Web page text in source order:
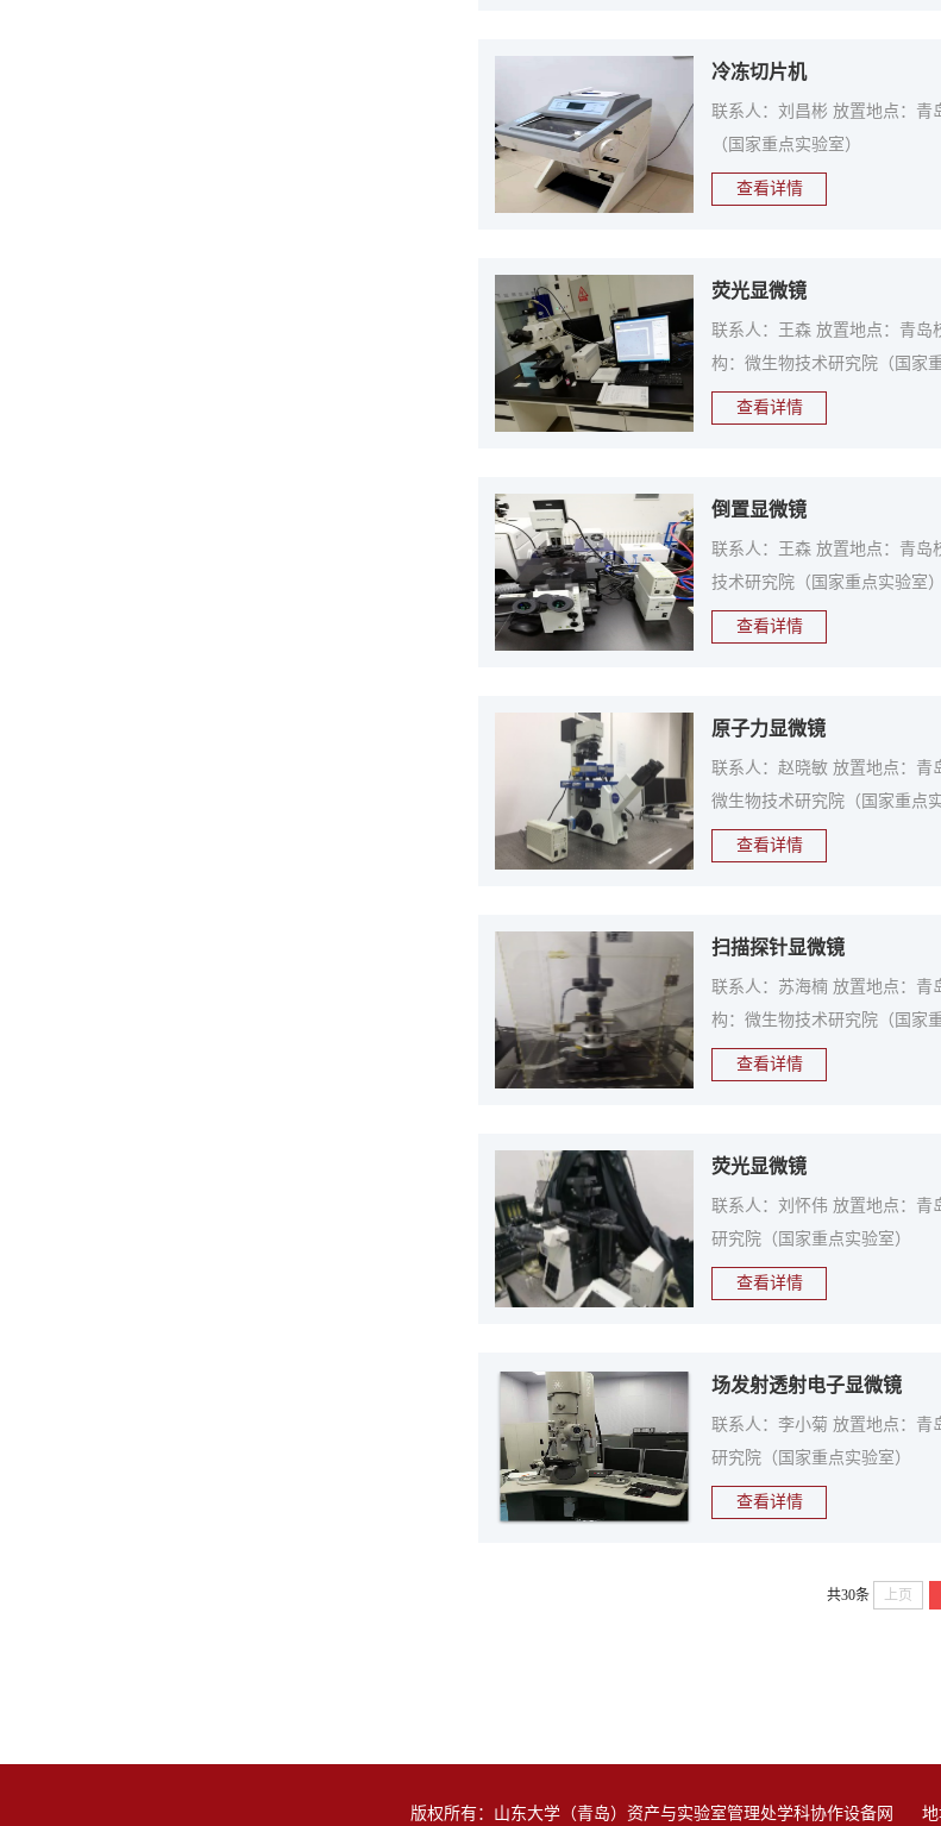
冷冻切片机
联系人：刘昌彬 放置地点：青
（国家重点实验室）
查看详情
荧光显微镜
联系人：王森 放置地点：青岛
构：微生物技术研究院（国家
查看详情
倒置显微镜
联系人：王森 放置地点：青岛
技术研究院（国家重点实验室）
查看详情
原子力显微镜
联系人：赵晓敏 放置地点：青
微生物技术研究院（国家重点实
查看详情
扫描探针显微镜
联系人：苏海楠 放置地点：青
构：微生物技术研究院（国家
查看详情
荧光显微镜
联系人：刘怀伟 放置地点：青
研究院（国家重点实验室）
查看详情
场发射透射电子显微镜
联系人：李小菊 放置地点：青
研究院（国家重点实验室）
查看详情
共30条 上页
版权所有：山东大学（青岛）资产与实验室管理处学科协作设备网